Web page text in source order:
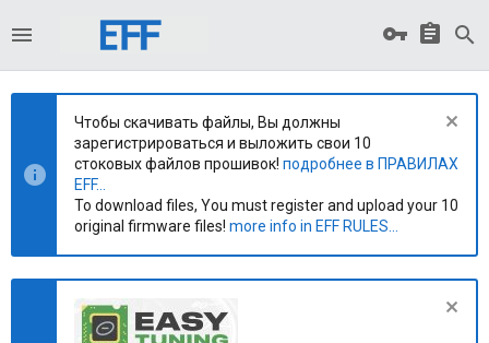
Чтобы скачивать файлы, Вы должны
зарегистрироваться и выложить свои 10
стоковых файлов прошивок! подробнее в ПРАВИЛАХ
EFF...
To download files, You must register and upload your 10
original firmware files! more info in EFF RULES...